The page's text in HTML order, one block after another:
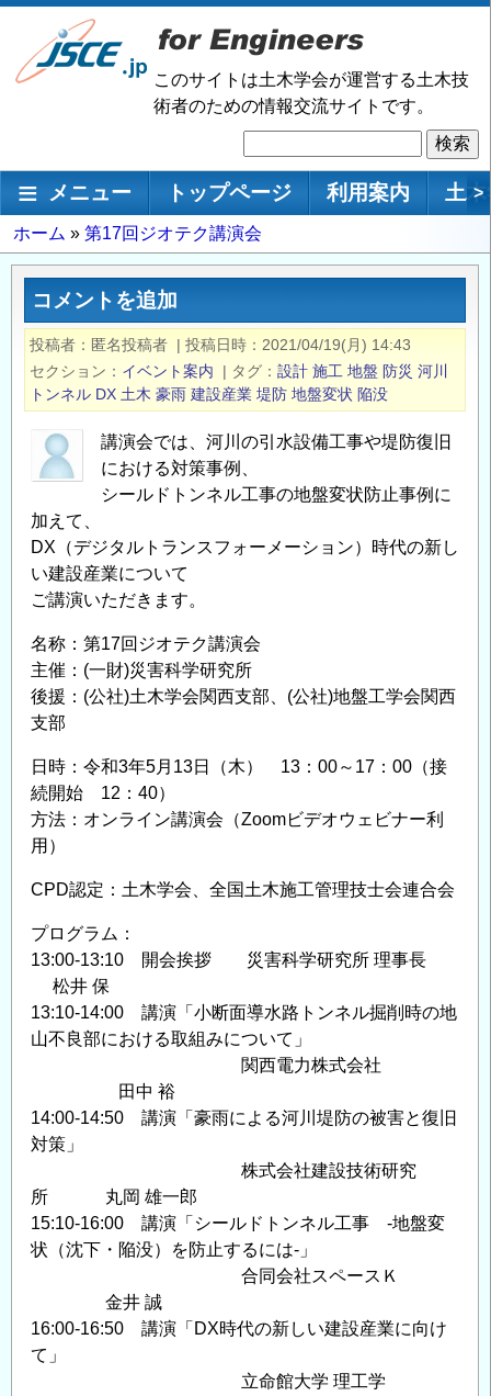
メ
ン
移
このサイトは土木学会が運営する土木技
術者のための情報交流サイトです。
索
メインナビゲーション
メニュー トップページ 利用案内 土 >
パ
ン
ず
ホーム 第17回ジオテク講演会
コメントを追加
投稿者 匿名投稿者 | 投稿日時
2021/04/19(月) 14:43
セクション
イベント案内 | タグ 設計 施工 地盤 防災 河川
トンネル DX 土木 豪雨 建設産業 堤防 地盤変状 陥没
講演会では、河川の引水設備工事や堤防復旧
における対策事例、
シールドトンネル工事の地盤変状防止事例に
加えて、
DX（デジタルトランスフォーメーション）時代の新し
い建設産業について
ご講演いただきます。
名称：第17回ジオテク講演会
主催：(一財)災害科学研究所
後援：(公社)土木学会関西支部、(公社)地盤工学会関西
支部
日時：令和3年5月13日（木） 13：00～17：00（接
続開始 12：40）
方法：オンライン講演会（Zoomビデオウェビナー利
用）
CPD認定：土木学会、全国土木施工管理技士会連合会
プログラム：
13:00-13:10 開会挨拶 災害科学研究所 理事長
松井 保
13:10-14:00 講演「小断面導水路トンネル掘削時の地
山不良部における取組みについて」
関西電力株式会社
田中 裕
14:00-14:50 講演「豪雨による河川堤防の被害と復旧
対策」
株式会社建設技術研究
所 丸岡 雄一郎
15:10-16:00 講演「シールドトンネル工事 ‐地盤変
状（沈下・陥没）を防止するには‐」
合同会社スペースＫ
金井 誠
16:00-16:50 講演「DX時代の新しい建設産業に向け
て」
立命館大学 理工学